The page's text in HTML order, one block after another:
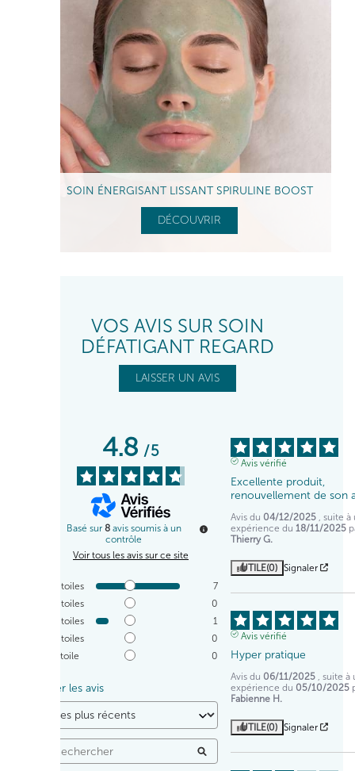
SOIN ÉNERGISANT LISSANT SPIRULINE BOOST
DÉCOUVRIR
VOS AVIS SUR SOIN
DÉFATIGANT REGARD
LAISSER UN AVIS
4.8/5
Basé sur 8 avis soumis à un
contrôle
Voir tous les avis sur ce site
étoiles
7
étoiles
0
étoiles
1
étoiles
0
étoile 0
Trier les avis
Avis vérifié
Excellente produit,
renouvellement de son
Avis du 04/12/2025
, suite
expérience du 18/11/2025
Thierry G.
UTILE(0) Signaler
Avis vérifié
Hyper pratique
Avis du 06/11/2025
, suite à
expérience du 05/10/2025
Fabienne H.
UTILE(0) Signaler